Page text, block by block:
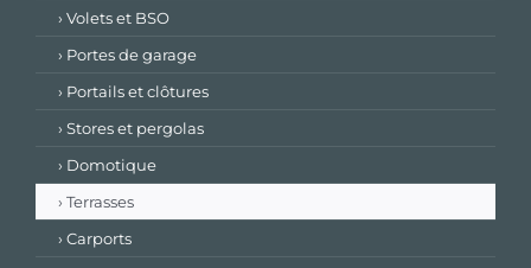
› Volets et BSO
› Portes de garage
› Portails et clôtures
› Stores et pergolas
› Domotique
› Terrasses
› Carports